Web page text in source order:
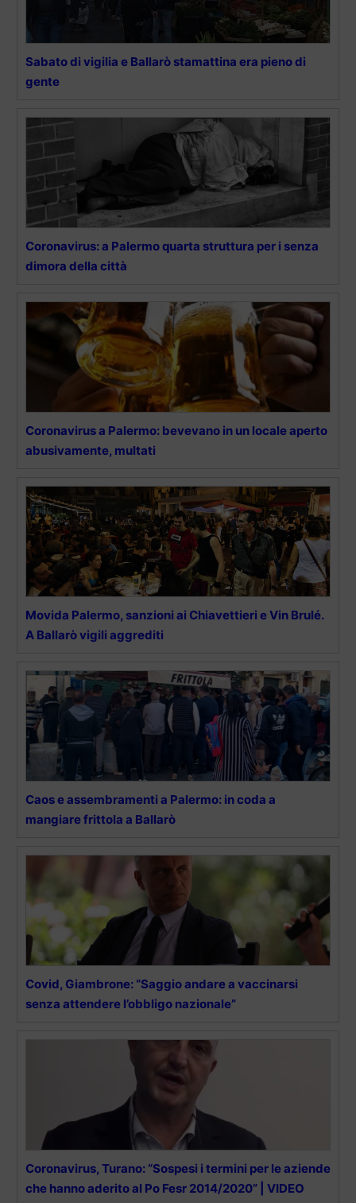
Sabato di vigilia e Ballarò stamattina era pieno di
gente
Coronavirus: a Palermo quarta struttura per i senza
dimora della città
Coronavirus a Palermo: bevevano in un locale aperto
abusivamente, multati
Movida Palermo, sanzioni ai Chiavettieri e Vin Brulé.
A Ballarò vigili aggrediti
Caos e assembramenti a Palermo: in coda a
mangiare frittola a Ballarò
Covid, Giambrone: “Saggio andare a vaccinarsi
senza attendere l’obbligo nazionale”
Coronavirus, Turano: “Sospesi i termini per le aziende
che hanno aderito al Po Fesr 2014/2020” | VIDEO